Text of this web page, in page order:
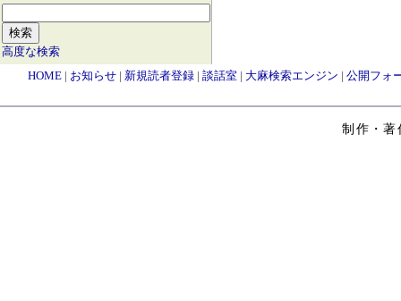
高度な検索
HOME | お知らせ | 新規読者登録 | 談話室 | 大麻検索エンジン | 公開フォ
制作・